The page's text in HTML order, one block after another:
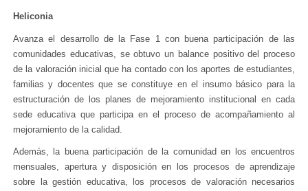
Heliconia
Avanza el desarrollo de la Fase 1 con buena participación de las
comunidades educativas, se obtuvo un balance positivo del proceso
de la valoración inicial que ha contado con los aportes de estudiantes,
familias y docentes que se constituye en el insumo básico para la
estructuración de los planes de mejoramiento institucional en cada
sede educativa que participa en el proceso de acompañamiento al
mejoramiento de la calidad.
Además, la buena participación de la comunidad en los encuentros
mensuales, apertura y disposición en los procesos de aprendizaje
sobre la gestión educativa, los procesos de valoración necesarios